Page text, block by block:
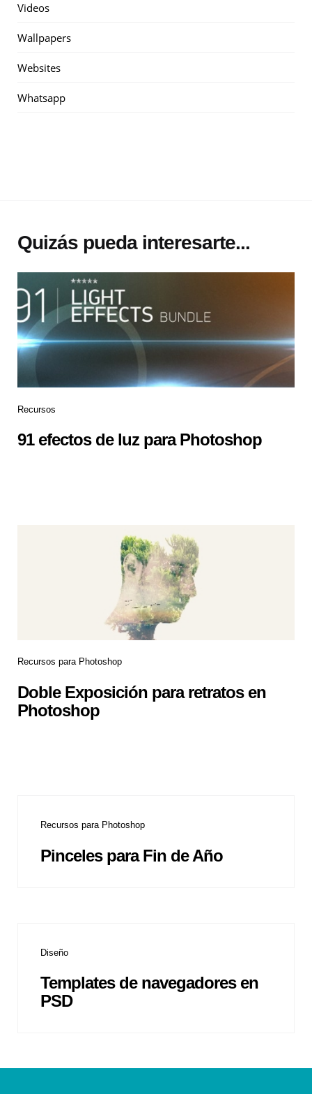
Videos
Wallpapers
Websites
Whatsapp
Quizás pueda interesarte...
Recursos
91 efectos de luz para Photoshop
Recursos para Photoshop
Doble Exposición para retratos en
Photoshop
Recursos para Photoshop
Pinceles para Fin de Año
Diseño
Templates de navegadores en
PSD